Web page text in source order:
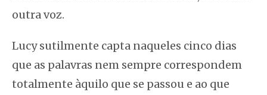
outra voz.
Lucy sutilmente capta naqueles cinco dias
que as palavras nem sempre correspondem
totalmente àquilo que se passou e ao que